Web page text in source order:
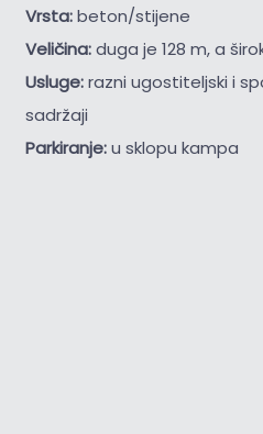
Vrsta:beton/stijene
Veličina:duga je 128 m, a
Usluge:razni ugostiteljski i
sadržaji
Parkiranje:u sklopu kampa